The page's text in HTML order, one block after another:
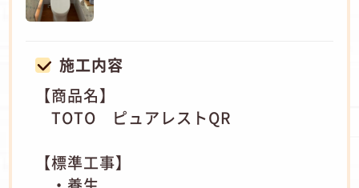
施工内容
【商品名】
TOTO ピュアレストQR
【標準工事】